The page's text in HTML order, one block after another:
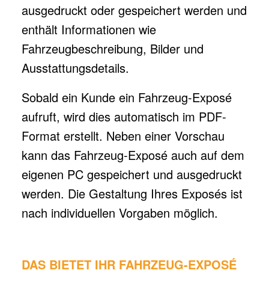
ausgedruckt oder gespeichert werden und
enthält Informationen wie
Fahrzeugbeschreibung, Bilder und
Ausstattungsdetails.
Sobald ein Kunde ein Fahrzeug-Exposé
aufruft, wird dies automatisch im PDF-
Format erstellt. Neben einer Vorschau
kann das Fahrzeug-Exposé auch auf dem
eigenen PC gespeichert und ausgedruckt
werden. Die Gestaltung Ihres Exposés ist
nach individuellen Vorgaben möglich.
DAS BIETET IHR FAHRZEUG-EXPOSÉ